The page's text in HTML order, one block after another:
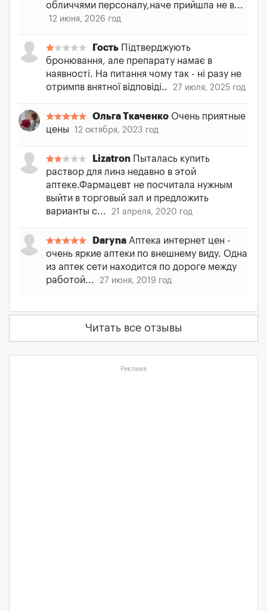
обличчями персоналу,наче прийшла не в...
12 июня, 2026 год
Гость Підтверджують
бронювання, але препарату намає в
наявності. На питання чому так - ні разу не
отримпв внятної відповіді..
27 июля, 2025 год
Ольга Ткаченко Очень приятные
цены
12 октября, 2023 год
Lizatron Пыталась купить
раствор для линз недавно в этой
аптеке.Фармацевт не посчитала нужным
выйти в торговый зал и предложить
варианты с...
21 апреля, 2020 год
Daryna Аптека интернет цен -
очень яркие аптеки по внешнему виду. Одна
из аптек сети находится по дороге между
работой...
27 июня, 2019 год
Читать все отзывы
Реклама